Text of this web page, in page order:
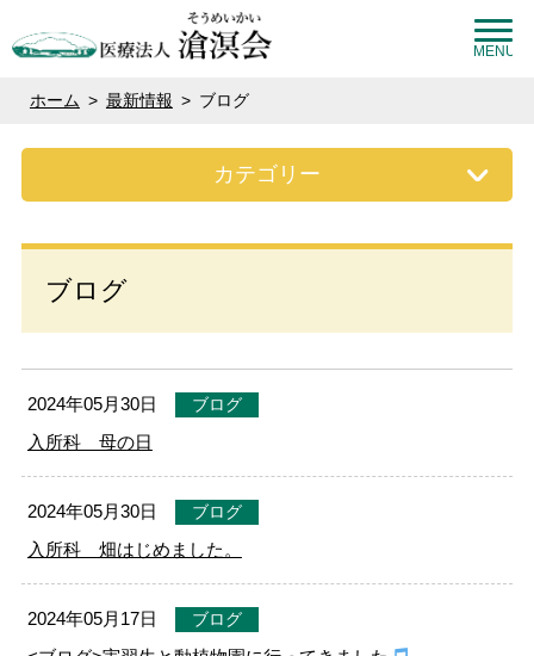
MENU
ホーム > 最新情報 > ブログ
ブログ
2024年05月30日 ブログ
入所科 母の日
2024年05月30日 ブログ
入所科 畑はじめました。
2024年05月17日 ブログ
カテゴリー